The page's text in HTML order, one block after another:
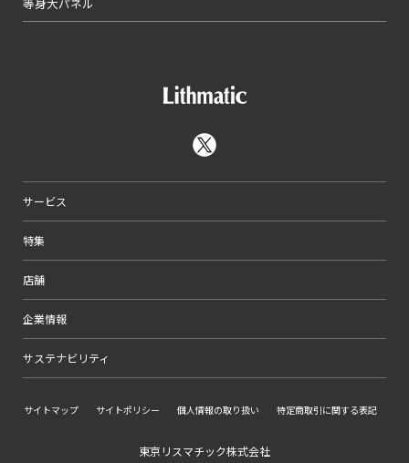
サービス
特集
店舗
企業情報
サステナビリティ
サイトマップ サイトポリシー 個人情報の取り扱い 特定商取引に関する表記
東京リスマチック株式会社